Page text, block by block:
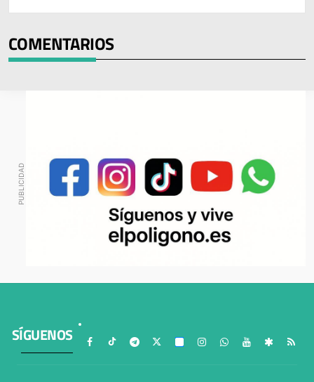
COMENTARIOS
SÍGUENOS